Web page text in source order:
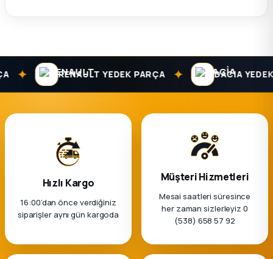
✦ RENAULT YEDEK PARÇA ✦ DACIA YEDEK
Hızlı Kargo
16:00’dan önce verdiğiniz
siparişler aynı gün kargoda
Müşteri Hizmetleri
Mesai saatleri süresince
her zaman sizlerleyiz 0
(538) 658 57 92